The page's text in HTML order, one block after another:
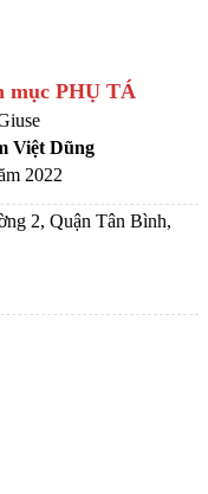
mục PHỤ TÁ
Việt Dũng
2022
2, Quận Tân Bình,